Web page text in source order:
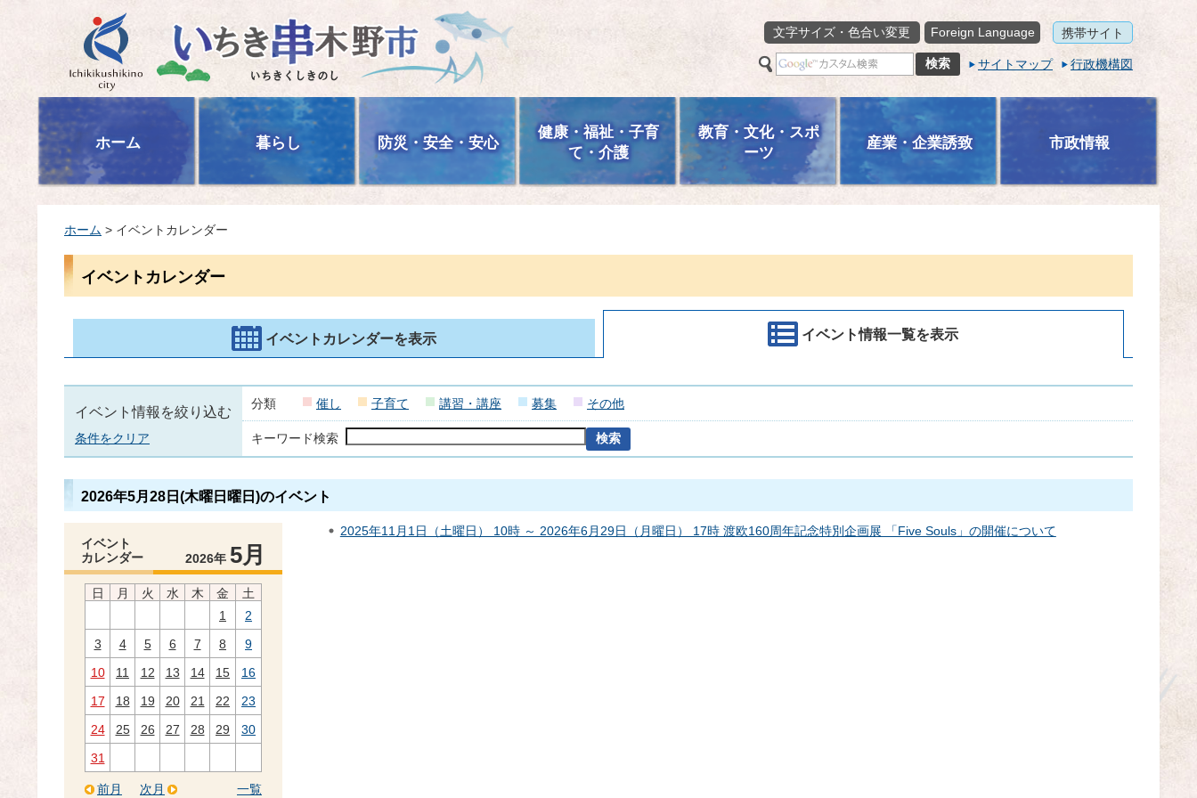
いちき串木野市
文字サイズ・色合い変更
Foreign Language 携帯サイト
サイトマップ 行政機構図
ホーム 暮らし 防災・安全・安心
健康・福祉・子育
て・介護
教育・文化・スポ
ーツ
産業・企業誘致 市政情報
ホーム > イベントカレンダー
イベントカレンダー
イベントカレンダーを表示 イベント情報一覧を表示
イベント情報を絞り込む
条件をクリア
分類 催し 子育て 講習・講座 募集 その他
キーワード検索
2026年5月28日(木曜日曜日)のイベント
イベント
カレンダー
2026年 5月
日 月 火 水 木 金
土
1
2
3
4 5 6 7 8
9
10
11 12 13 14 15
16
17
18 19 20 21 22
23
24
25 26 27 28 29
30
31
前月 一覧
次月
2025年11月1日（土曜日） 10時 ～ 2026年6月29日（月曜日） 17時 渡欧160周年記念特別企画展 「Five Souls」の開催について